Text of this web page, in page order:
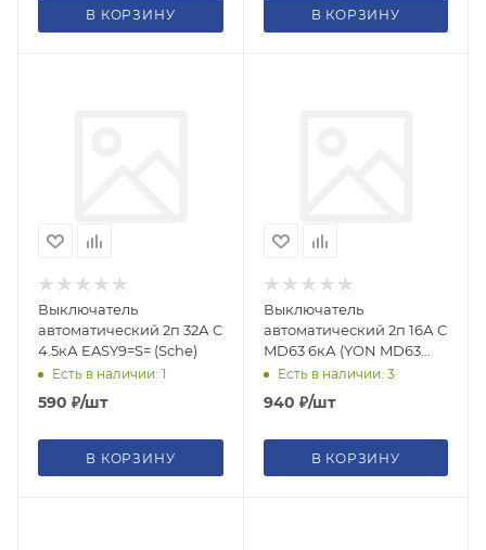
В КОРЗИНУ В КОРЗИНУ
Выключатель
автоматический 2п 32А C
4.5кА EASY9=S= (Sche)
Есть в наличии: 1
590 ₽/шт
В КОРЗИНУ
Выключатель
автоматический 2п 16А C
MD63 6кА (YON MD63
DKC) MD63-2C16-6
Есть в наличии: 3
940 ₽/шт
В КОРЗИНУ